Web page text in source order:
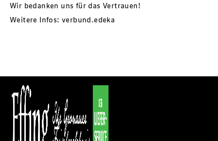
Wir bedanken uns für das Vertrauen!
Weitere Infos:verbund.edeka